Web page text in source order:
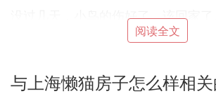
没过几天，小鸟的伤好了，该回家了
它在我头上转了几圈才恋恋不舍地离
有一只小白兔，它很爱撒谎，没有小
阅读全文
与上海懒猫房子怎么样相